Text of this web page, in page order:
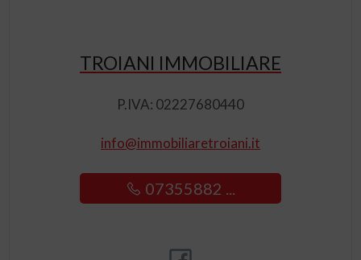
TROIANI IMMOBILIARE
P.IVA: 02227680440
info@immobiliaretroiani.it
07355882 ...